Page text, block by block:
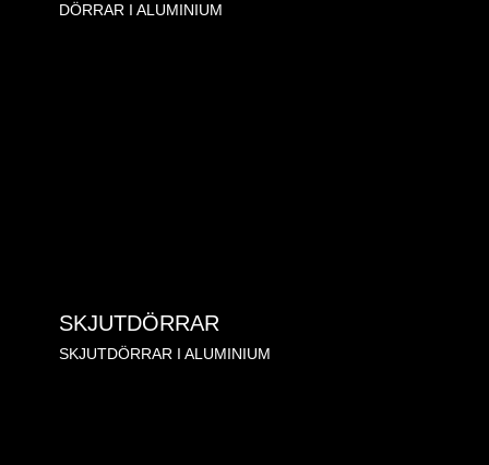
DÖRRAR I ALUMINIUM
SKJUTDÖRRAR
SKJUTDÖRRAR I ALUMINIUM